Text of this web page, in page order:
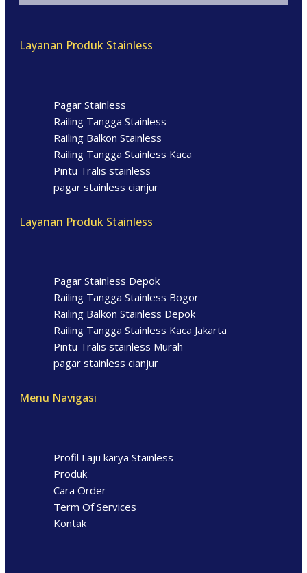
Layanan Produk Stainless
Pagar Stainless
Railing Tangga Stainless
Railing Balkon Stainless
Railing Tangga Stainless Kaca
Pintu Tralis stainless
pagar stainless cianjur
Layanan Produk Stainless
Pagar Stainless Depok
Railing Tangga Stainless Bogor
Railing Balkon Stainless Depok
Railing Tangga Stainless Kaca Jakarta
Pintu Tralis stainless Murah
pagar stainless cianjur
Menu Navigasi
Profil Laju karya Stainless
Produk
Cara Order
Term Of Services
Kontak